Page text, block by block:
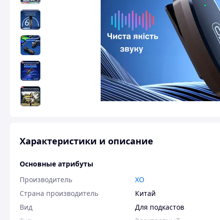
Характеристики и описание
Основные атрибуты
Производитель
XO
Страна производитель
Китай
Вид
Для подкастов